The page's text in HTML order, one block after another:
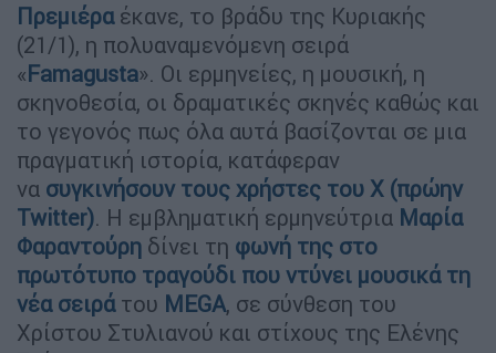
Πρεμιέραέκανε, το βράδυ της Κυριακής
(21/1), η πολυαναμενόμενη σειρά
«Famagusta». Οι ερμηνείες, η μουσική, η
σκηνοθεσία, οι δραματικές σκηνές καθώς και
το γεγονός πως όλα αυτά βασίζονται σε μια
πραγματική ιστορία, κατάφεραν
να συγκινήσουν τους χρήστες του Χ (πρώην
Twitter). Η εμβληματική ερμηνεύτρια Μαρία
Φαραντούρη δίνει τη φωνή της στο
πρωτότυπο τραγούδι που ντύνει μουσικά τη
νέα σειράτου MEGA, σε σύνθεση του
Χρίστου Στυλιανού και στίχους της Ελένης